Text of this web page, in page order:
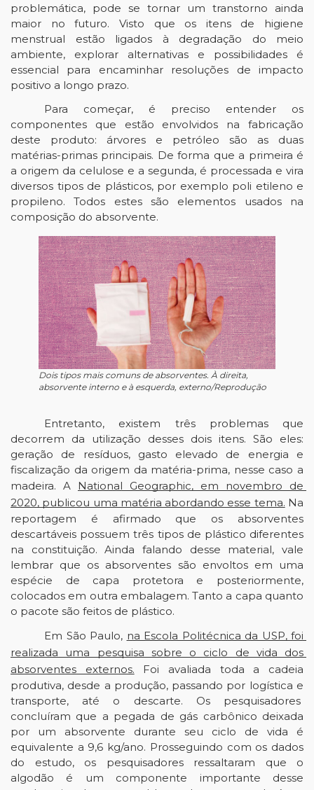
problemática, pode se tornar um transtorno ainda
maior no futuro. Visto que os itens de higiene
menstrual estão ligados à degradação do meio
ambiente, explorar alternativas e possibilidades é
essencial para encaminhar resoluções de impacto
positivo a longo prazo.
Para começar, é preciso entender os
componentes que estão envolvidos na fabricação
deste produto: árvores e petróleo são as duas
matérias-primas principais. De forma que a primeira é
a origem da celulose e a segunda, é processada e vira
diversos tipos de plásticos, por exemplo poli etileno e
propileno. Todos estes são elementos usados na
composição do absorvente.
Dois tipos mais comuns de absorventes. À direita,
absorvente interno e à esquerda, externo/Reprodução
Entretanto, existem três problemas que
decorrem da utilização desses dois itens. São eles:
geração de resíduos, gasto elevado de energia e
fiscalização da origem da matéria-prima, nesse caso a
madeira. A National Geographic, em novembro de
2020, publicou uma matéria abordando esse tema. Na
reportagem é afirmado que os absorventes
descartáveis possuem três tipos de plástico diferentes
na constituição. Ainda falando desse material, vale
lembrar que os absorventes são envoltos em uma
espécie de capa protetora e posteriormente,
colocados em outra embalagem. Tanto a capa quanto
o pacote são feitos de plástico.
Em São Paulo, na Escola Politécnica da USP, foi
realizada uma pesquisa sobre o ciclo de vida dos
absorventes externos. Foi avaliada toda a cadeia
produtiva, desde a produção, passando por logística e
transporte, até o descarte. Os pesquisadores
concluíram que a pegada de gás carbônico deixada
por um absorvente durante seu ciclo de vida é
equivalente a 9,6 kg/ano. Prosseguindo com os dados
do estudo, os pesquisadores ressaltaram que o
algodão é um componente importante desse